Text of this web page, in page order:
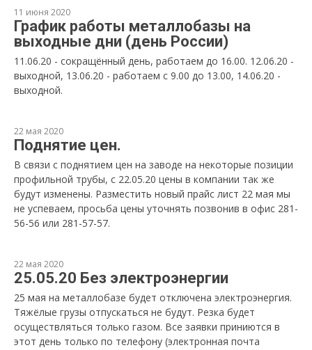
11 июня 2020
График работы металлобазы на
выходные дни (день России)
11.06.20 - сокращённый день, работаем до 16.00. 12.06.20 -
выходной, 13.06.20 - работаем с 9.00 до 13.00, 14.06.20 -
выходной.
22 мая 2020
Поднятие цен.
В связи с поднятием цен на заводе на некоторые позиции
профильной трубы, с 22.05.20 цены в компании так же
будут изменены. Разместить новый прайс лист 22 мая мы
не успеваем, просьба цены уточнять позвонив в офис 281-
56-56 или 281-57-57.
22 мая 2020
25.05.20 Без электроэнергии
25 мая на металлобазе будет отключена электроэнергия.
Тяжёлые грузы отпускаться не будут. Резка будет
осуществляться только газом. Все заявки приниются в
этот день только по телефону (электронная почта